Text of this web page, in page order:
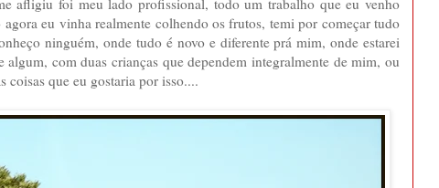
afligiu foi meu lado profissional, todo um trabalho que eu venho
agora eu vinha realmente colhendo os frutos, temi por começar tudo
ninguém, onde tudo é novo e diferente prá mim, onde estarei
algum, com duas crianças que dependem integralmente de mim, ou
coisas que eu gostaria por isso....